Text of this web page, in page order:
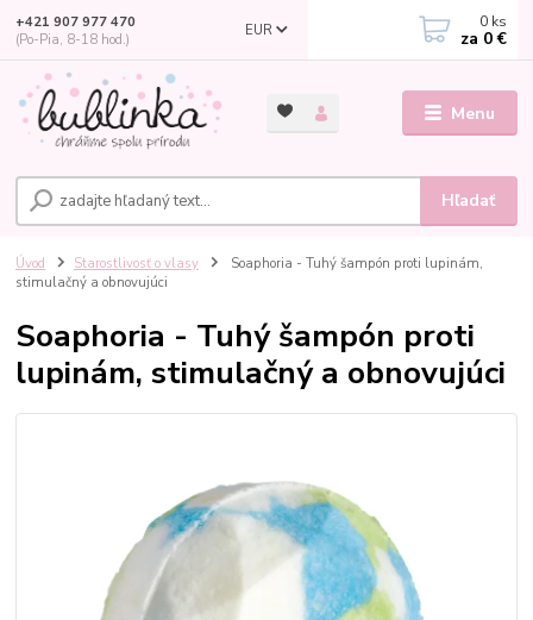
Menu
EUR
Hľadať
+421 907 977 470
(Po-Pia, 8-18 hod.)
0 ks
za 0 €
Úvod Starostlivosť o vlasy
Soaphoria - Tuhý šampón proti lupinám,
stimulačný a obnovujúci
Soaphoria - Tuhý šampón proti
lupinám, stimulačný a obnovujúci